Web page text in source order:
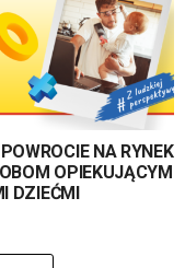
NA RYNEK
OPIEKUJĄCYM
DZIEĆMI